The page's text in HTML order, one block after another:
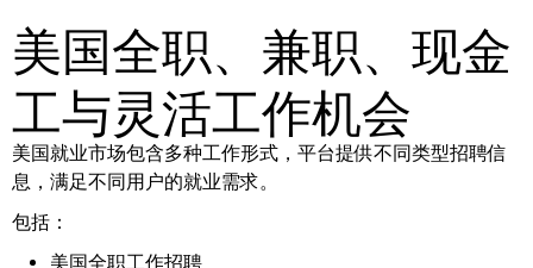
美国全职、兼职、现金
工与灵活工作机会
美国就业市场包含多种工作形式，平台提供不同类型招聘信
息，满足不同用户的就业需求。
包括：
美国全职工作招聘